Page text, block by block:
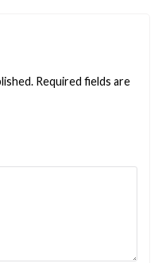
Required fields are